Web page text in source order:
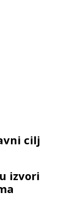
cilj
izvori